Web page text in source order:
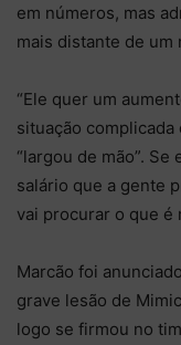
em números, mas
mais distante de um
“Ele quer um
situação
“largou de mão”.
salário que a gente
vai procurar o que é
Marcão foi
grave lesão de
logo se firmou no